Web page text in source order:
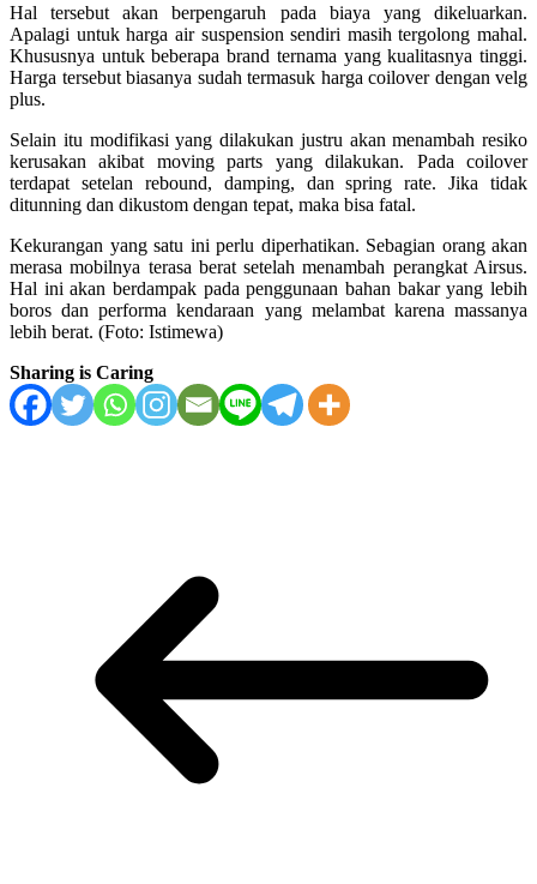
Hal tersebut akan berpengaruh pada biaya yang dikeluarkan.
Apalagi untuk harga air suspension sendiri masih tergolong mahal.
Khususnya untuk beberapa brand ternama yang kualitasnya tinggi.
Harga tersebut biasanya sudah termasuk harga coilover dengan velg
plus.
Selain itu modifikasi yang dilakukan justru akan menambah resiko
kerusakan akibat moving parts yang dilakukan. Pada coilover
terdapat setelan rebound, damping, dan spring rate. Jika tidak
ditunning dan dikustom dengan tepat, maka bisa fatal.
Kekurangan yang satu ini perlu diperhatikan. Sebagian orang akan
merasa mobilnya terasa berat setelah menambah perangkat Airsus.
Hal ini akan berdampak pada penggunaan bahan bakar yang lebih
boros dan performa kendaraan yang melambat karena massanya
lebih berat. (Foto: Istimewa)
Sharing is Caring